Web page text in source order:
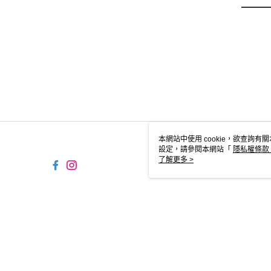
本網站中使用 cookie，欲查詢有
設定，請參閱本網站「 隱私權條款
使用 cookie。
了解更多 >